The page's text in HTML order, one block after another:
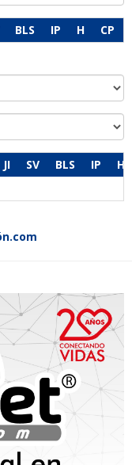
BLS IP H CP
JI SV BLS IP
H